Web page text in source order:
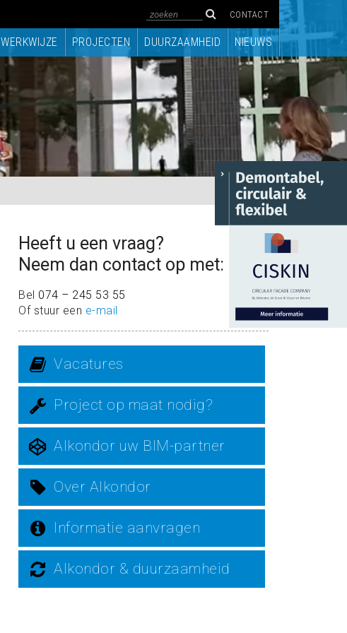
CONTACT
WERKWIJZE PROJECTEN DUURZAAMHEID NIEUWS
Heeft u een vraag?
Neem dan contact op met:
Bel 074 – 245 53 55
Of stuur een e-mail
Vacatures
Project op maat nodig?
Alkondor uw BIM-partner
Over Alkondor
Informatie aanvragen
Alkondor & duurzaamheid